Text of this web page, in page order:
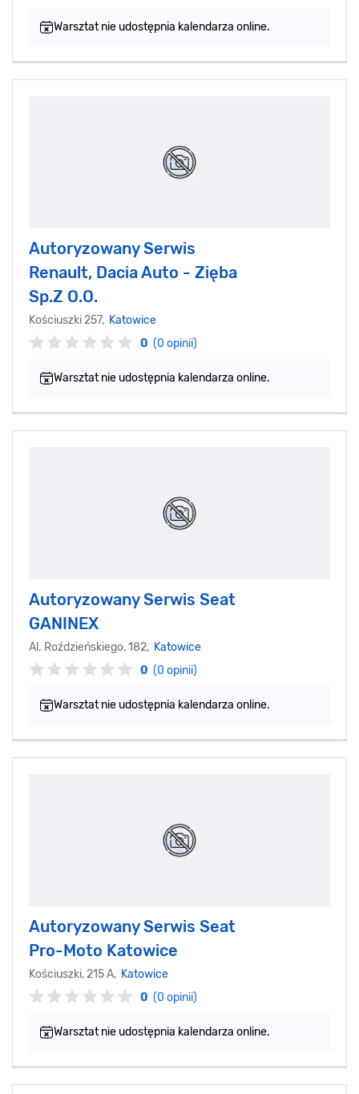
Warsztat nie udostępnia kalendarza online.
Autoryzowany Serwis
Renault, Dacia Auto - Zięba
Sp.Z O.O.
Kościuszki 257, Katowice
0 (0 opinii)
Warsztat nie udostępnia kalendarza online.
Autoryzowany Serwis Seat
GANINEX
Al. Roździeńskiego, 182, Katowice
0 (0 opinii)
Warsztat nie udostępnia kalendarza online.
Autoryzowany Serwis Seat
Pro-Moto Katowice
Kościuszki, 215 A, Katowice
0 (0 opinii)
Warsztat nie udostępnia kalendarza online.